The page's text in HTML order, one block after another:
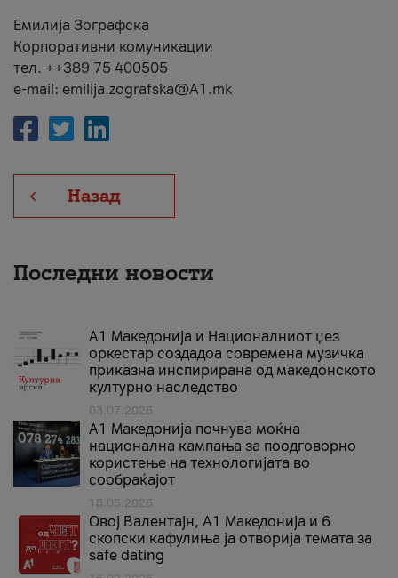
Емилија Зографска
Корпоративни комуникации
тел. ++389 75 400505
e-mail: emilija.zografska@A1.mk
Назад
Последни новости
А1 Македонија и Националниот џез
оркестар создадоа современа музичка
приказна инспирирана од македонското
културно наследство
03.07.2026
A1 Македонија почнува моќна
национална кампања за поодговорно
користење на технологијата во
сообраќајот
18.05.2026
Овој Валентајн, A1 Македонија и 6
скопски кафулиња ја отворија темата за
safe dating